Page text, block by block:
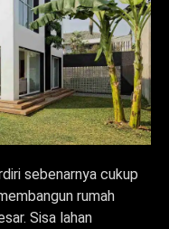
sebenarnya cukup
rumah
Sisa lahan